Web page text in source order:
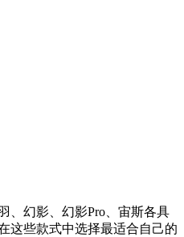
、幻影、幻影Pro、宙斯各具
这些款式中选择最适合自己的